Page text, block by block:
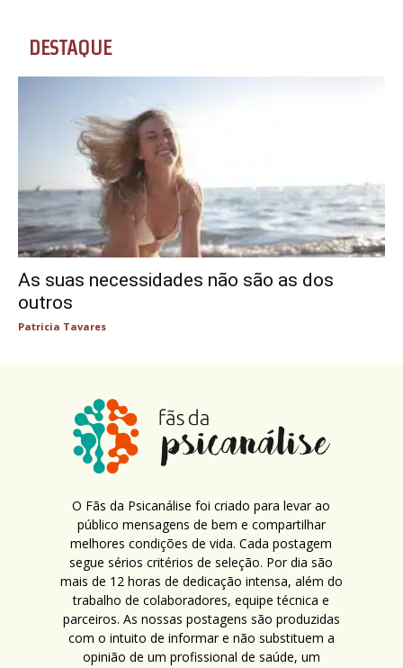
DESTAQUE
As suas necessidades não são as dos
outros
Patricia Tavares
O Fãs da Psicanálise foi criado para levar ao
público mensagens de bem e compartilhar
melhores condições de vida. Cada postagem
segue sérios critérios de seleção. Por dia são
mais de 12 horas de dedicação intensa, além do
trabalho de colaboradores, equipe técnica e
parceiros. As nossas postagens são produzidas
com o intuito de informar e não substituem a
opinião de um profissional de saúde, um